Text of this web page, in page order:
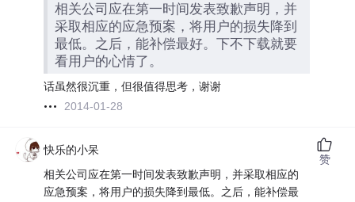
相关公司应在第一时间发表致歉声明，并
采取相应的应急预案，将用户的损失降到
最低。之后，能补偿最好。下不下载就要
看用户的心情了。
话虽然很沉重，但很值得思考，谢谢
2014-01-28
快乐的小呆
相关公司应在第一时间发表致歉声明，并采取相应的
应急预案，将用户的损失降到最低。之后，能补偿最
赞